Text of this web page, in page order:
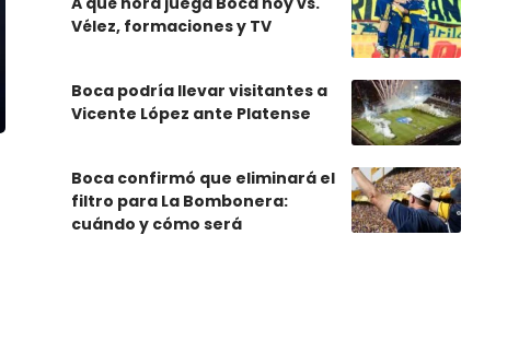
Vélez, formaciones y TV
Boca podría llevar visitantes a
Vicente López ante Platense
Boca confirmó que eliminará el
filtro para La Bombonera:
cuándo y cómo será